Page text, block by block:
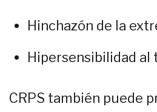
Hinchazón de la
Hipersensibilidad al
CRPS también puede